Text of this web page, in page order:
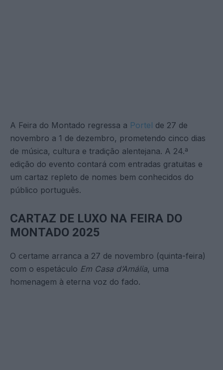
A Feira do Montado regressa a Portel de 27 de
novembro a 1 de dezembro, prometendo cinco dias
de música, cultura e tradição alentejana. A 24.ª
edição do evento contará com entradas gratuitas e
um cartaz repleto de nomes bem conhecidos do
público português.
CARTAZ DE LUXO NA FEIRA DO
MONTADO 2025
O certame arranca a 27 de novembro (quinta-feira)
com o espetáculo Em Casa d’Amália, uma
homenagem à eterna voz do fado.